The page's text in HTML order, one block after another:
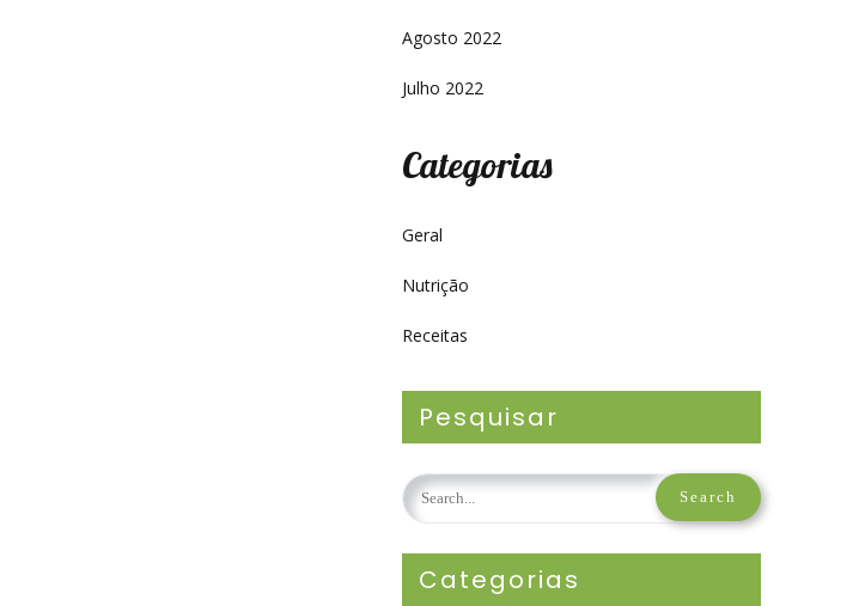
Agosto 2022
Julho 2022
Categorias
Geral
Nutrição
Receitas
Pesquisar
Categorias